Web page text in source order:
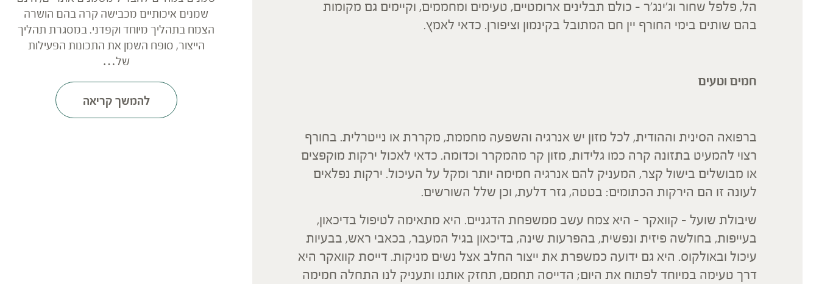
הל, פלפל שחור וג'ינג'ר – כולם תבלינים ארומטיים, טעימים ומחממים, וקיימים גם מקומות
בהם שותים בימי החורף יין חם המתובל בקינמון וציפורן. כדאי לאמץ.
חמים וטעים
ברפואה הסינית וההודית, לכל מזון יש אנרגיה והשפעה מחממת, מקררת או נייטרלית. בחורף
רצוי להמעיט בתזונה קרה כמו גלידות, מזון קר מהמקרר וכדומה. כדאי לאכול ירקות מוקפצים
או מבושלים בישול קצר, המעניק להם אנרגיה חמימה יותר ומקל על העיכול. ירקות נפלאים
לעונה זו הם הירקות הכתומים: בטטה, גזר דלעת, וכן שלל השורשים.
שיבולת שועל – קוואקר – היא צמח עשב ממשפחת הדגניים. היא מתאימה לטיפול בדיכאון,
בעייפות, בחולשה פיזית ונפשית, בהפרעות שינה, בדיכאון בגיל המעבר, בכאבי ראש, בבעיות
עיכול ובאולקוס. היא גם ידועה כמשפרת את ייצור החלב אצל נשים מניקות. דייסת קוואקר היא
דרך טעימה במיוחד לפתוח את היום; הדייסה תחמם, תחזק אותנו ותעניק לנו התחלה חמימה
שמנים איכותיים מכבישה קרה בהם הושרה
הצמח בתהליך מיוחד וקפדני. במסגרת תהליך
הייצור, סופח השמן את התכונות הפעילות
של…
להמשך קריאה